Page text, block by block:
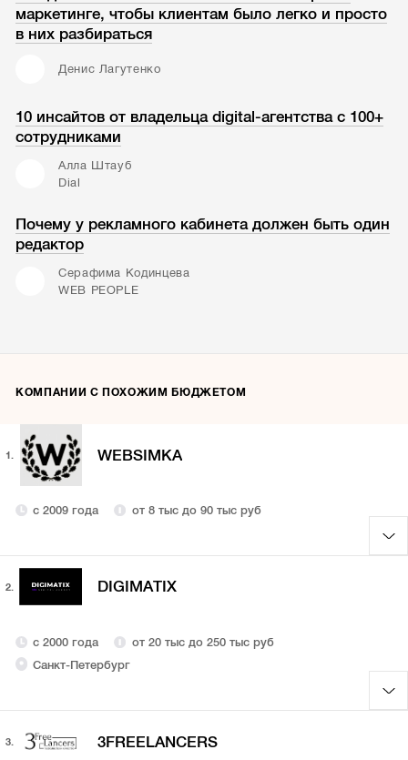
маркетинге, чтобы клиентам было легко и просто
в них разбираться
Денис Лагутенко
10 инсайтов от владельца digital-агентства с 100+
сотрудниками
Алла Штауб
Dial
Почему у рекламного кабинета должен быть один
редактор
Серафима Кодинцева
WEB PEOPLE
КОМПАНИИ С ПОХОЖИМ БЮДЖЕТОМ
1. WEBSIMKA
с 2009 года от 8 тыс до 90 тыс руб
2. DIGIMATIX
с 2000 года
от 20 тыс до 250 тыс руб
Санкт-Петербург
3. 3FREELANCERS